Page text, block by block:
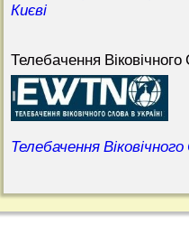
Києві
Телебачення
Телебачення